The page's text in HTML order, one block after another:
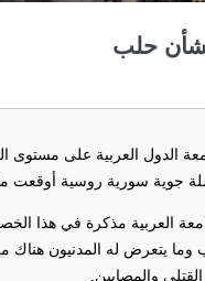
حلب
العربية على مستوى
جوية سورية روسية أوقعت
العربية مذكرة في هذا
وما يتعرض له المدنيون
والمصابين.